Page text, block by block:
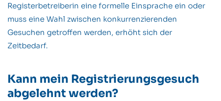
Registerbetreiberin eine formelle Einsprache ein oder
muss eine Wahl zwischen konkurrenzierenden
Gesuchen getroffen werden, erhöht sich der
Zeitbedarf.
Kann mein Registrierungsgesuch
abgelehnt werden?